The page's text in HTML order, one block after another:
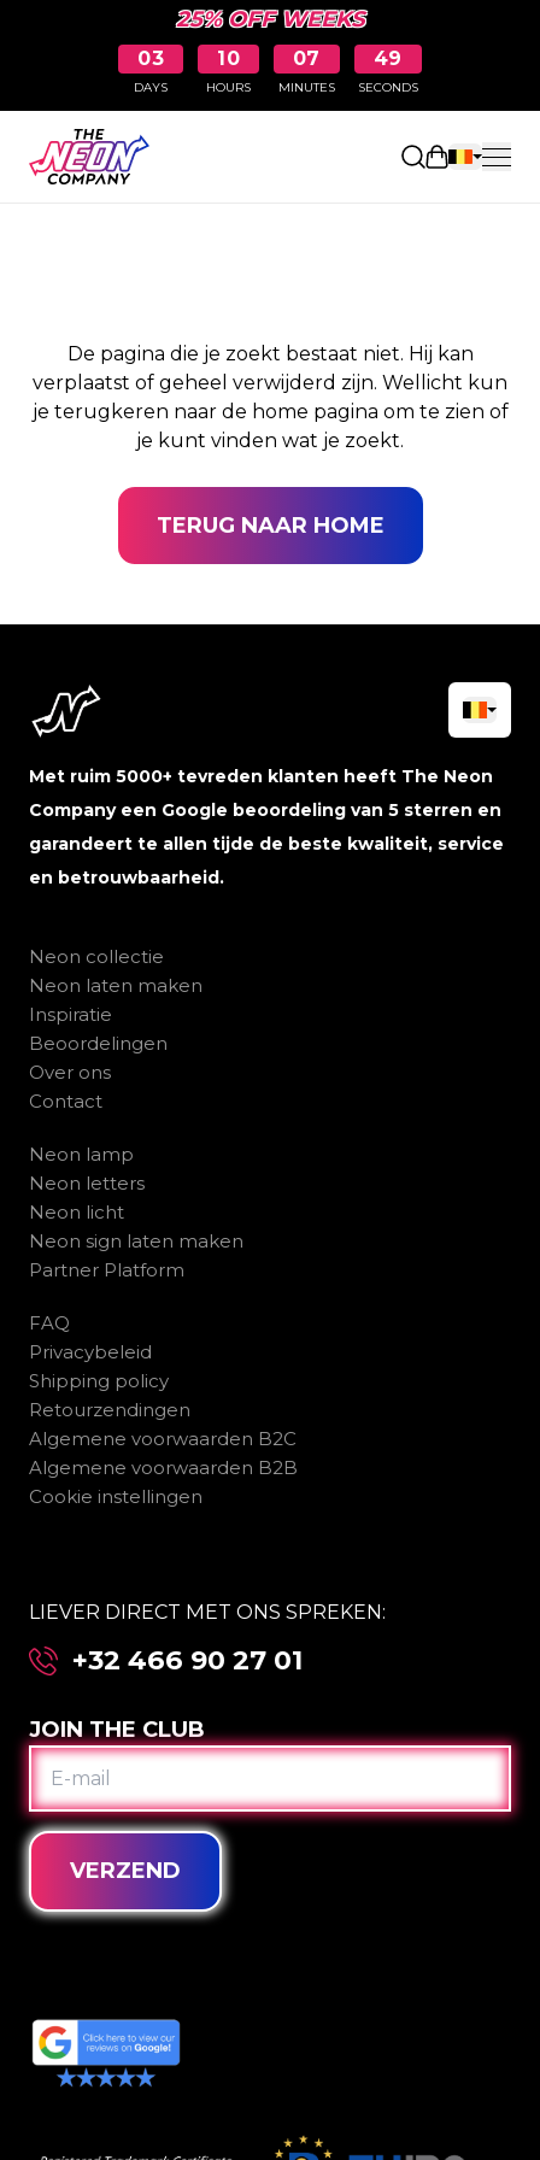
25% OFF WEEKS
03
DAYS
10
HOURS
07
MINUTES
49
SECONDS
PAGINA NIET
De pagina die je zoekt bestaat niet. Hij kan
verplaatst of geheel verwijderd zijn. Wellicht kun
je terugkeren naar de home pagina om te zien of
je kunt vinden wat je zoekt.
TERUG NAAR HOME
Met ruim 5000+ tevreden klanten heeft The Neon
Company een Google beoordeling van 5 sterren en
garandeert te allen tijde de beste kwaliteit, service
en betrouwbaarheid.
Neon collectie
Neon laten maken
Inspiratie
Beoordelingen
Over ons
Contact
Neon lamp
Neon letters
Neon licht
Neon sign laten maken
Partner Platform
FAQ
Privacybeleid
Shipping policy
Retourzendingen
Algemene voorwaarden B2C
Algemene voorwaarden B2B
Cookie instellingen
LIEVER DIRECT MET ONS SPREKEN:
+32 466 90 27 01
JOIN THE CLUB
E-
MAIL
VERZEND